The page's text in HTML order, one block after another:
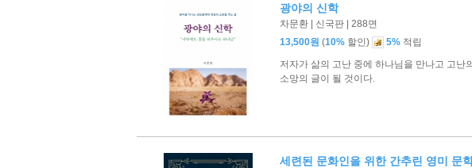
광야의 신학
차문환 | 신국판 | 288면
13,500원 (10% 할인) 5% 적립
저자가 삶의 고난 중에 하나님을 만나고 고
소망의 글이 될 것이다.
세련된 문화인을 위한 간추린 영미 문